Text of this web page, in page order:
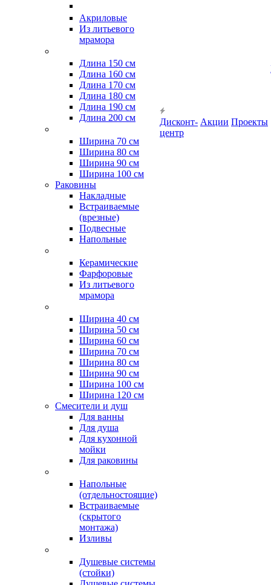
Акриловые
Из литьевого
мрамора
Длина 150 см
Длина 160 см
Длина 170 см
Длина 180 см
Длина 190 см
Длина 200 см
Ширина 70 см
Ширина 80 см
Ширина 90 см
Ширина 100 см
Раковины
Накладные
Встраиваемые
(врезные)
Подвесные
Напольные
Керамические
Фарфоровые
Из литьевого
мрамора
Ширина 40 см
Ширина 50 см
Ширина 60 см
Ширина 70 см
Ширина 80 см
Ширина 90 см
Ширина 100 см
Ширина 120 см
Смесители и душ
Для ванны
Для душа
Для кухонной
мойки
Для раковины
Напольные
(отдельностоящие)
Встраиваемые
(скрытого
монтажа)
Изливы
Душевые системы
(стойки)
Дисконт-
центр
Акции Проекты